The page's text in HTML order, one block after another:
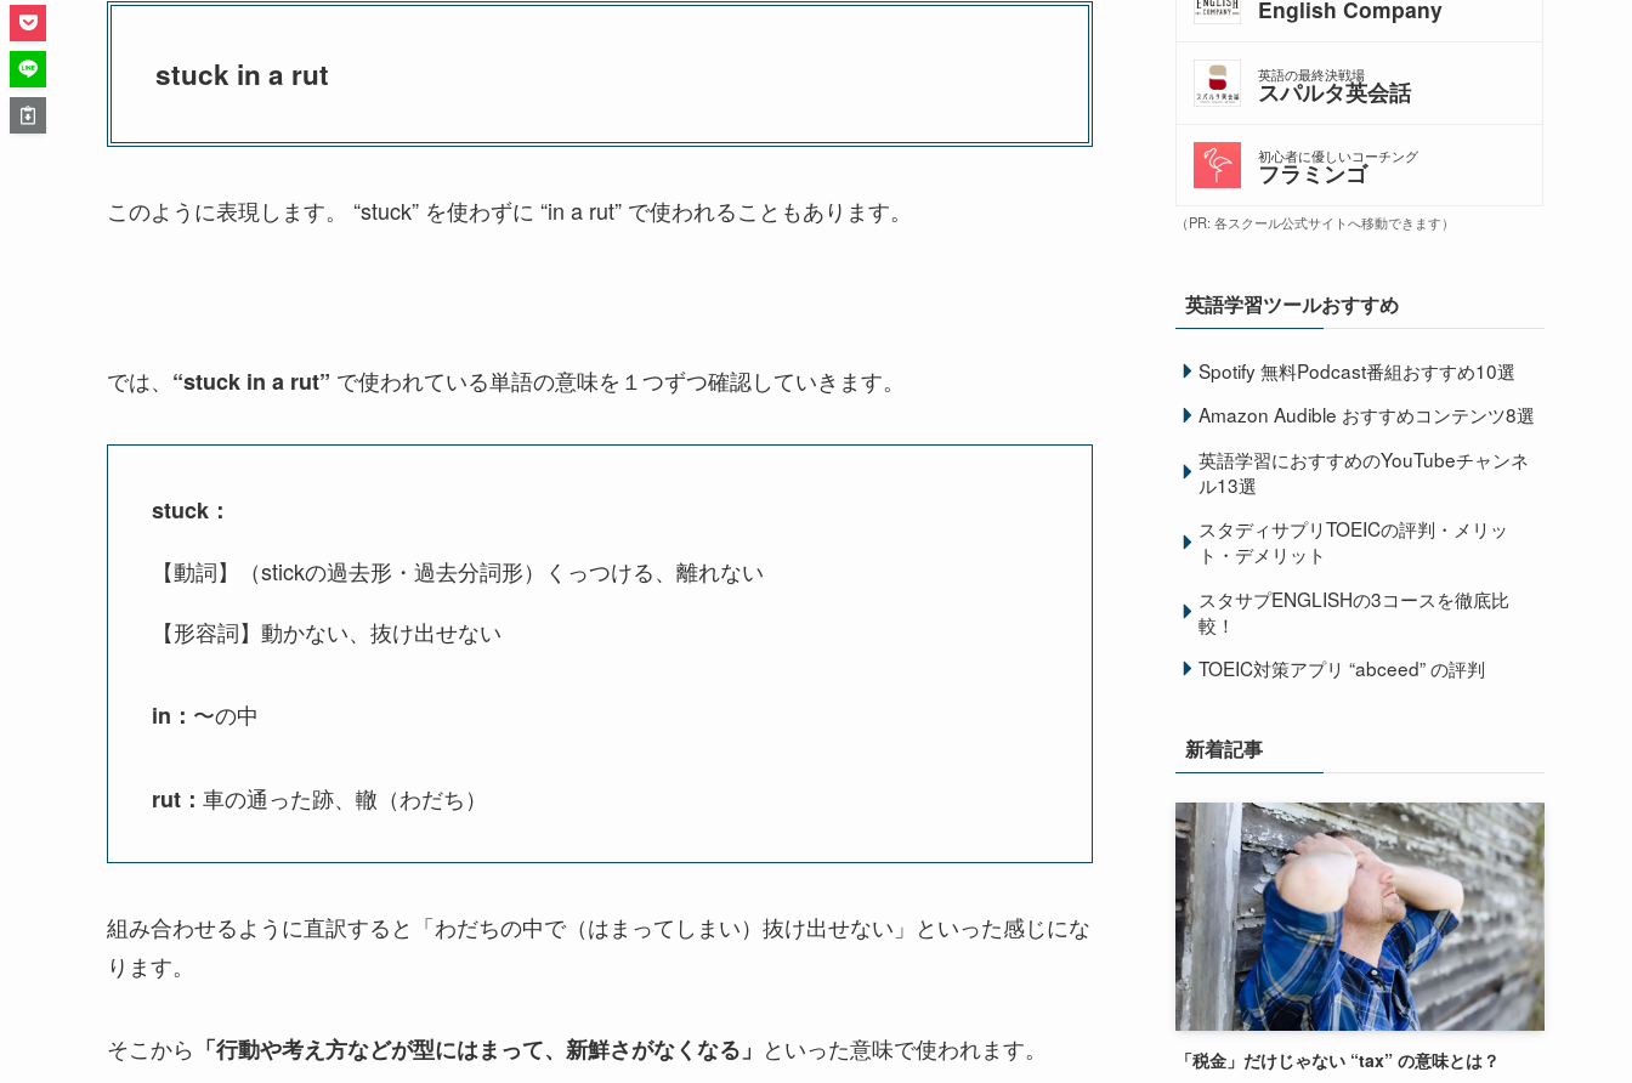
stuck in a rut
このように表現します。 “stuck” を使わずに “in a rut” で使われることもあります。
では、 “stuck in a rut” で使われている単語の意味を１つずつ確認していきます。
stuck：
【動詞】（stickの過去形・過去分詞形）くっつける、離れない
【形容詞】動かない、抜け出せない
in： 〜の中
rut： 車の通った跡、轍（わだち）
組み合わせるように直訳すると「わだちの中で（はまってしまい）抜け出せない」といった感じにな
ります。
そこから 「行動や考え方などが型にはまって、新鮮さがなくなる」 といった意味で使われます。
English Company
英語の最終決戦場
スパルタ英会話
初心者に優しいコーチング
フラミンゴ
（PR: 各スクール公式サイトへ移動できます）
英語学習ツールおすすめ
Spotify 無料Podcast番組おすすめ10選
Amazon Audible おすすめコンテンツ8選
英語学習におすすめのYouTubeチャンネ
ル13選
スタディサプリTOEICの評判・メリッ
ト・デメリット
スタサプENGLISHの3コースを徹底比
較！
TOEIC対策アプリ “abceed” の評判
新着記事
「税金」だけじゃない “tax” の意味とは？